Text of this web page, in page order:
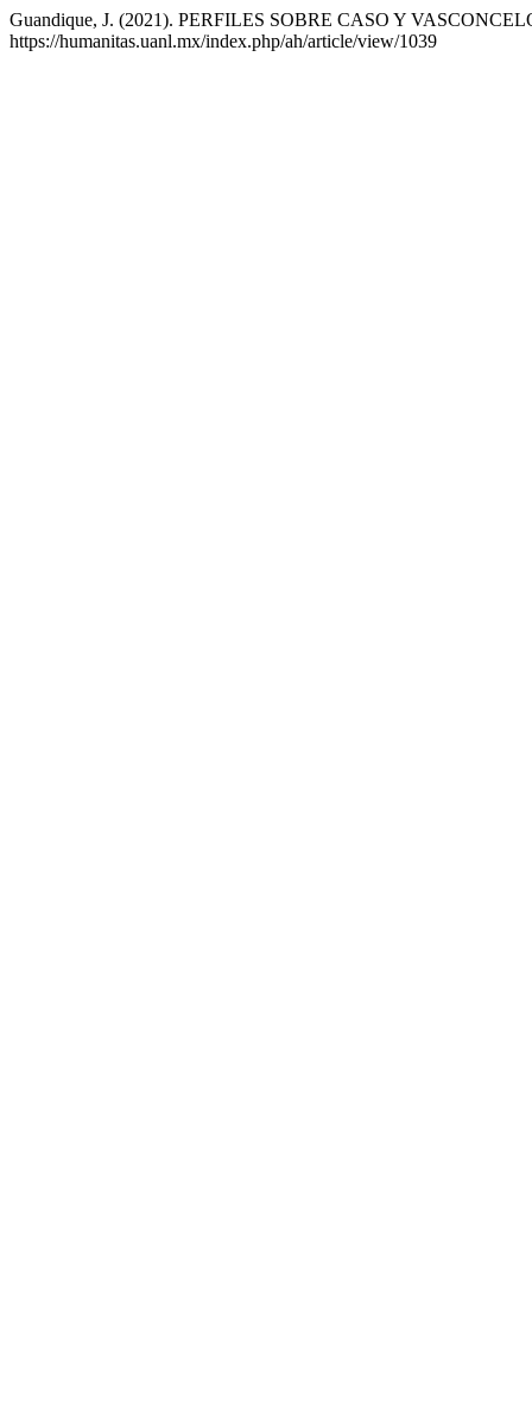
Guandique, J. (2021). PERFILES SOBRE CASO Y
https://humanitas.uanl.mx/index.php/ah/article/view/1039